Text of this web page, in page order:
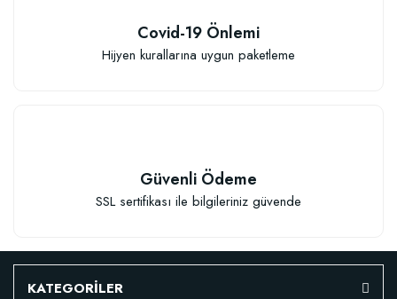
Covid-19 Önlemi
Hijyen kurallarına uygun paketleme
Güvenli Ödeme
SSL sertifikası ile bilgileriniz güvende
KATEGORİLER